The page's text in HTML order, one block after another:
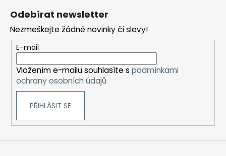
Odebírat newsletter
Nezmeškejte žádné novinky či slevy!
E-mail
Vložením e-mailu souhlasíte s podmínkami
ochrany osobních údajů
PŘIHLÁSIT SE